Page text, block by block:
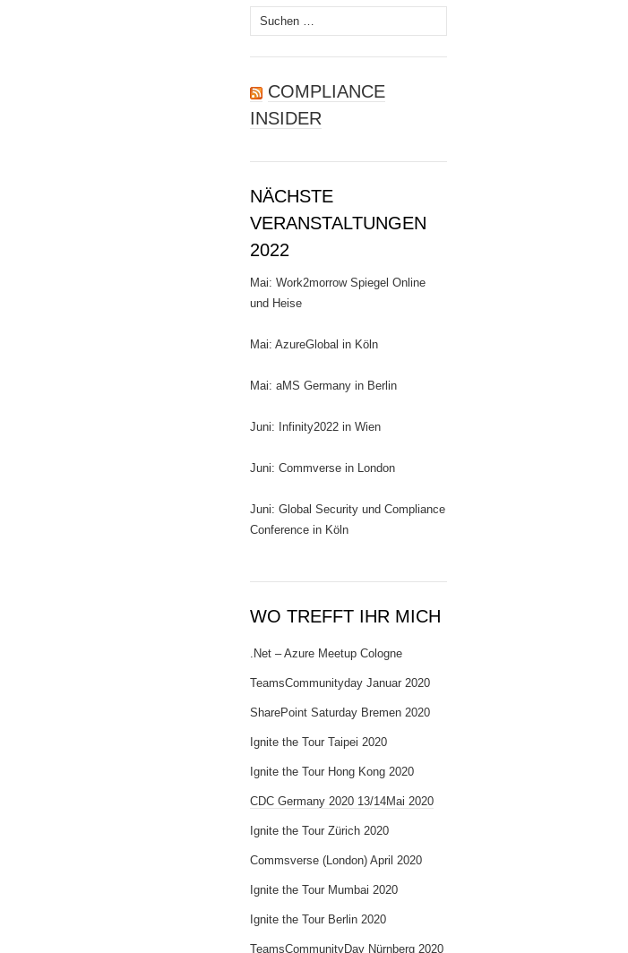
Suchen
nach:
COMPLIANCE
INSIDER
NÄCHSTE
VERANSTALTUNGEN
2022
Mai: Work2morrow Spiegel Online
und Heise
Mai: AzureGlobal in Köln
Mai: aMS Germany in Berlin
Juni: Infinity2022 in Wien
Juni: Commverse in London
Juni: Global Security und Compliance
Conference in Köln
WO TREFFT IHR MICH
.Net – Azure Meetup Cologne
TeamsCommunityday Januar 2020
SharePoint Saturday Bremen 2020
Ignite the Tour Taipei 2020
Ignite the Tour Hong Kong 2020
CDC Germany 2020 13/14Mai 2020
Ignite the Tour Zürich 2020
Commsverse (London) April 2020
Ignite the Tour Mumbai 2020
Ignite the Tour Berlin 2020
TeamsCommunityDay Nürnberg 2020